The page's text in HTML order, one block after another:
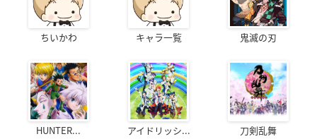
ちいかわ キャラ一覧 鬼滅の刃
HUNTER... アイドリッシ... 刀剣乱舞